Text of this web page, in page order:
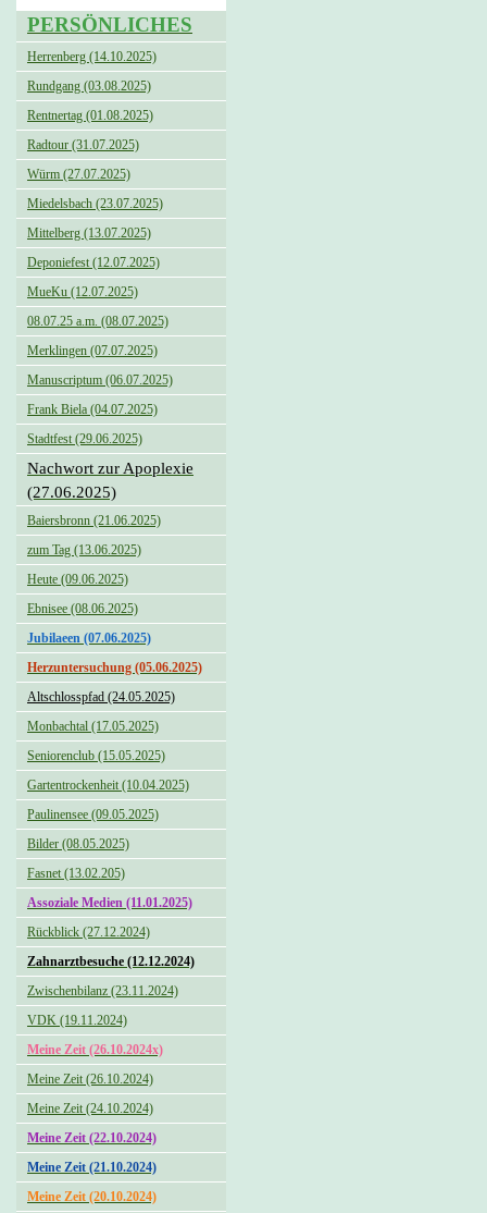
PERSÖNLICHES
Herrenberg (14.10.2025)
Rundgang (03.08.2025)
Rentnertag (01.08.2025)
Radtour (31.07.2025)
Würm (27.07.2025)
Miedelsbach (23.07.2025)
Mittelberg (13.07.2025)
Deponiefest (12.07.2025)
MueKu (12.07.2025)
08.07.25 a.m. (08.07.2025)
Merklingen (07.07.2025)
Manuscriptum (06.07.2025)
Frank Biela (04.07.2025)
Stadtfest (29.06.2025)
Nachwort zur Apoplexie
(27.06.2025)
Baiersbronn (21.06.2025)
zum Tag (13.06.2025)
Heute (09.06.2025)
Ebnisee (08.06.2025)
Jubilaeen (07.06.2025)
Herzuntersuchung (05.06.2025)
Altschlosspfad (24.05.2025)
Monbachtal (17.05.2025)
Seniorenclub (15.05.2025)
Gartentrockenheit (10.04.2025)
Paulinensee (09.05.2025)
Bilder (08.05.2025)
Fasnet (13.02.205)
Assoziale Medien (11.01.2025)
Rückblick (27.12.2024)
Zahnarztbesuche (12.12.2024)
Zwischenbilanz (23.11.2024)
VDK (19.11.2024)
Meine Zeit (26.10.2024x)
Meine Zeit (26.10.2024)
Meine Zeit (24.10.2024)
Meine Zeit (22.10.2024)
Meine Zeit (21.10.2024)
Meine Zeit (20.10.2024)